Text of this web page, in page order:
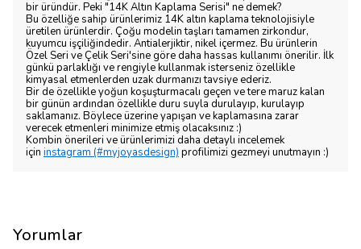
bir üründür. Peki "14K Altın Kaplama Serisi" ne demek?
Bu özelliğe sahip ürünlerimiz 14K altın kaplama teknolojisiyle
üretilen ürünlerdir. Çoğu modelin taşları tamamen zirkondur,
kuyumcu işçiliğindedir. Antialerjiktir, nikel içermez. Bu ürünlerin
Özel Seri ve Çelik Seri'sine göre daha hassas kullanımı önerilir. İlk
günkü parlaklığı ve rengiyle kullanmak isterseniz özellikle
kimyasal etmenlerden uzak durmanızı tavsiye ederiz.
Bir de özellikle yoğun koşuşturmacalı geçen ve tere maruz kalan
bir günün ardından özellikle duru suyla durulayıp, kurulayıp
saklamanız. Böylece üzerine yapışan ve kaplamasına zarar
verecek etmenleri minimize etmiş olacaksınız :)
Kombin önerileri ve ürünlerimizi daha detaylı incelemek
için instagram (#myjoyasdesign) profilimizi gezmeyi unutmayın :)
Yorumlar